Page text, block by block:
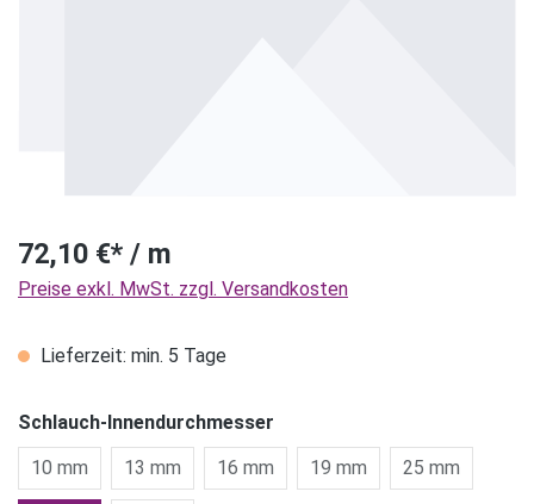
72,10 €* / m
Preise exkl. MwSt. zzgl. Versandkosten
Lieferzeit: min. 5 Tage
Schlauch-Innendurchmesser
10 mm
13 mm 16 mm 19 mm 25 mm